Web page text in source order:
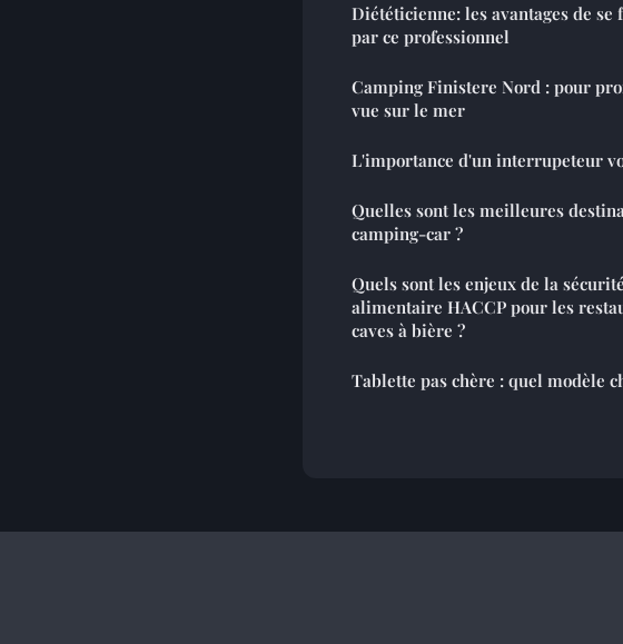
Diététicienne: les avantages de se
par ce professionnel
Camping Finistere Nord : pour
vue sur le mer
L'importance d'un interrupeteur
Quelles sont les meilleures
camping-car ?
Quels sont les enjeux de la sécurité
alimentaire HACCP pour les
caves à bière ?
Tablette pas chère : quel modèle